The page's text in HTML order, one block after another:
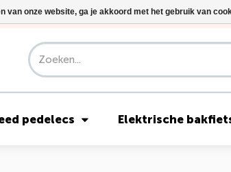
Riese & Müller Nevo5 Silent
pedelecs Elektrische
van onze website, ga je akkoord met het gebruik van